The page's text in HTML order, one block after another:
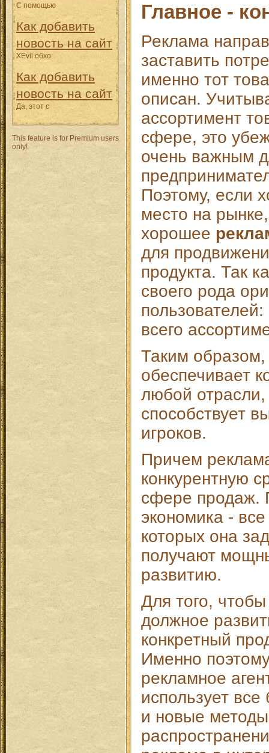
С помощью
Как добавить
новость на сайт
XEvil обхо
Как добавить
новость на сайт
Да, этот с
This feature is for Premium users
only!
Главное -
Реклама
заставить
именно тот
описан.
ассортимент
сфере, это
очень важным
Поэтому, если
место на
хорошее
для
продукта. Так
своего рода
всего
Таким
обеспечивает
любой
способствует
игроков.
Причем
конкурентную
сфере продаж.
экономика -
которых она
получают
развитию.
Для того,
должное
конкретный
Именно
рекламное
использует
и новые